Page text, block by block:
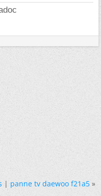
|panne tv daewoo f21a5 »